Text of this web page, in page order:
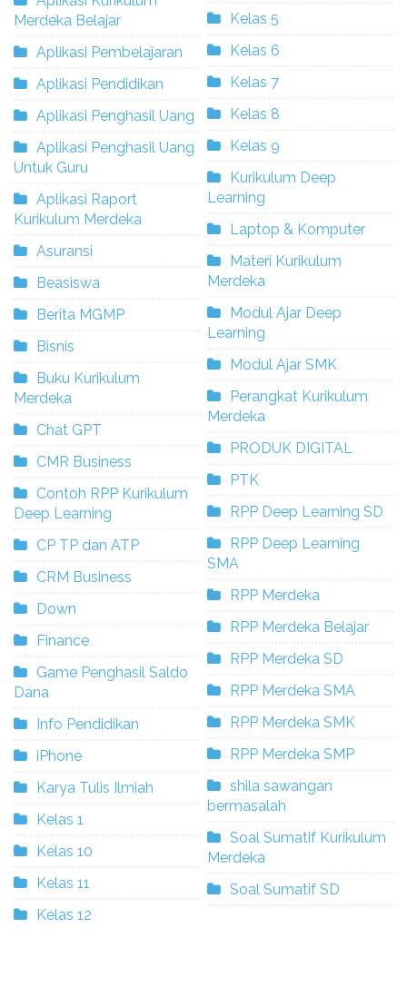
Merdeka Belajar
Aplikasi Pembelajaran
Aplikasi Pendidikan
Aplikasi Penghasil Uang
Aplikasi Penghasil Uang
Untuk Guru
Aplikasi Raport
Kurikulum Merdeka
Asuransi
Beasiswa
Berita MGMP
Bisnis
Buku Kurikulum
Merdeka
Chat GPT
CMR Business
Contoh RPP Kurikulum
Deep Learning
CP TP dan ATP
CRM Business
Down
Finance
Game Penghasil Saldo
Dana
Info Pendidikan
iPhone
Karya Tulis Ilmiah
Kelas 1
Kelas 10
Kelas 11
Kelas 12
Kelas 5
Kelas 6
Kelas 7
Kelas 8
Kelas 9
Kurikulum Deep
Learning
Laptop & Komputer
Materi Kurikulum
Merdeka
Modul Ajar Deep
Learning
Modul Ajar SMK
Perangkat Kurikulum
Merdeka
PRODUK DIGITAL
PTK
RPP Deep Learning SD
RPP Deep Learning
SMA
RPP Merdeka
RPP Merdeka Belajar
RPP Merdeka SD
RPP Merdeka SMA
RPP Merdeka SMK
RPP Merdeka SMP
shila sawangan
bermasalah
Soal Sumatif Kurikulum
Merdeka
Soal Sumatif SD